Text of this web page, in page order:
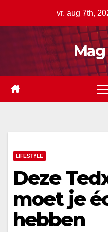
vr. aug 7th,
LIFESTYLE
Deze
moet je
hebben